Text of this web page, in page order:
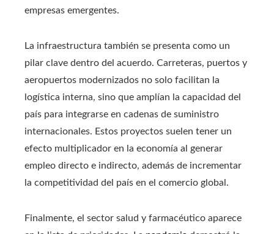
empresas emergentes.
La infraestructura también se presenta como un
pilar clave dentro del acuerdo. Carreteras, puertos y
aeropuertos modernizados no solo facilitan la
logística interna, sino que amplían la capacidad del
país para integrarse en cadenas de suministro
internacionales. Estos proyectos suelen tener un
efecto multiplicador en la economía al generar
empleo directo e indirecto, además de incrementar
la competitividad del país en el comercio global.
Finalmente, el sector salud y farmacéutico aparece